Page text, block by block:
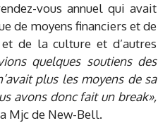
vous annuel qui avait
de moyens financiers et de
de la culture et d’autres
quelques soutiens des
plus les moyens de sa
avons donc fait un break»,
Mjc de New-Bell.